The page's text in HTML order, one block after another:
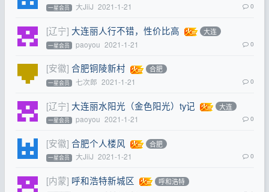
一星会员 大JiiJ 2021-1-21 0
[辽宁] 大连丽人行不错，性价比高 大连
一星会员 paoyou 2021-1-21 0
[安徽] 合肥铜陵新村 合肥
一星会员 七次郎 2021-1-21 0
[辽宁] 大连丽水阳光（金色阳光）ty记 大连
一星会员 paoyou 2021-1-21 0
[安徽] 合肥个人楼风 合肥
一星会员 大JiiJ 2021-1-21 0
[内蒙] 呼和浩特新城区 呼和浩特